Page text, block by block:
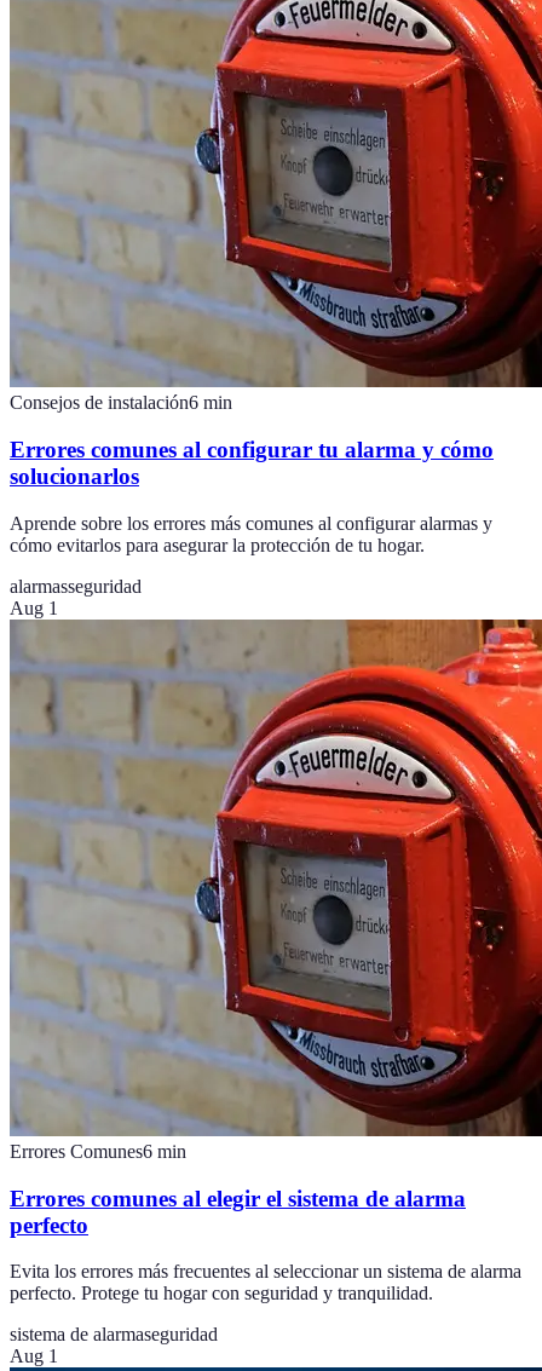
Consejos de instalación6 min
Errores comunes al configurar tu alarma y cómo
solucionarlos
Aprende sobre los errores más comunes al configurar alarmas y
cómo evitarlos para asegurar la protección de tu hogar.
alarmasseguridad
Aug 1
Errores Comunes6 min
Errores comunes al elegir el sistema de alarma
perfecto
Evita los errores más frecuentes al seleccionar un sistema de alarma
perfecto. Protege tu hogar con seguridad y tranquilidad.
sistema de alarmaseguridad
Aug 1